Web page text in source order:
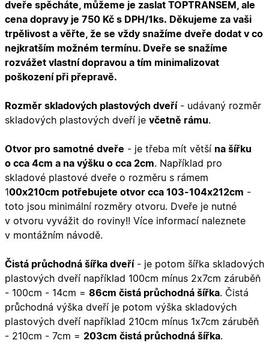
dveře spěcháte, můžeme je zaslat TOPTRANSEM, ale
cena dopravy je 750 Kč s DPH/1ks. Děkujeme za vaši
trpělivost a věřte, že se vždy snažíme dveře dodat v co
nejkratším možném termínu. Dveře se snažíme
rozvážet vlastní dopravou a tím minimalizovat
poškození při přepravě.
Rozměr skladových plastových dveří - udávaný rozměr
skladových plastových dveří je včetně rámu.
Otvor pro samotné dveře - je třeba mít větší na šířku
o cca 4cm a na výšku o cca 2cm. Například pro
skladové plastové dveře o rozměru s rámem
100x210cm potřebujete otvor cca 103-104x212cm -
toto jsou minimální rozměry otvoru. Dveře je nutné
v otvoru vyvážit do roviny!! Více informací naleznete
v montážním návodě.
Čistá průchodná šířka dveří - je potom šířka skladových
plastových dveří například 100cm mínus 2x7cm záruběň
- 100cm - 14cm = 86cm čistá průchodná šířka. Čistá
průchodná výška dveří je potom výška skladových
plastových dveří například 210cm mínus 1x7cm záruběň
- 210cm - 7cm = 203cm čistá průchodná šířka.